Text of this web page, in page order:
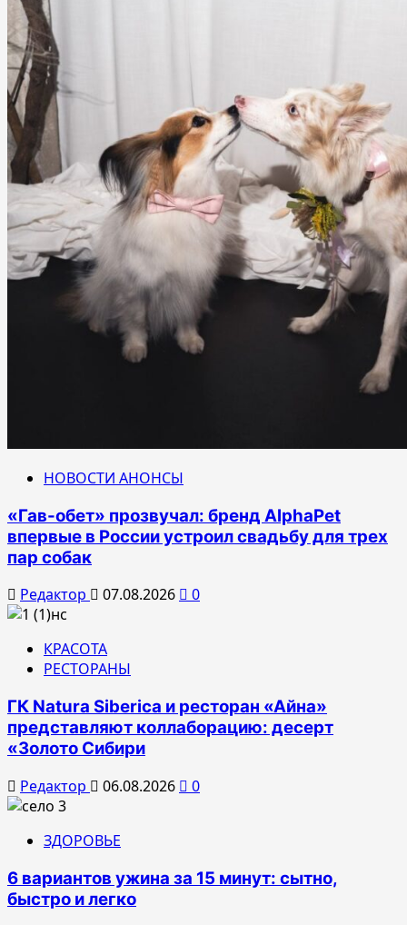
НОВОСТИ АНОНСЫ
«Гав-обет» прозвучал: бренд AlphaPet
впервые в России устроил свадьбу для трех
пар собак
Редактор 07.08.2026 0
КРАСОТА
РЕСТОРАНЫ
ГК Natura Siberica и ресторан «Айна»
представляют коллаборацию: десерт
«Золото Сибири
Редактор 06.08.2026 0
ЗДОРОВЬЕ
6 вариантов ужина за 15 минут: сытно,
быстро и легко